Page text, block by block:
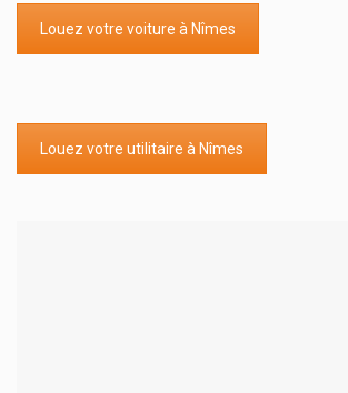
Louez votre voiture à Nîmes
Louez votre utilitaire à Nîmes